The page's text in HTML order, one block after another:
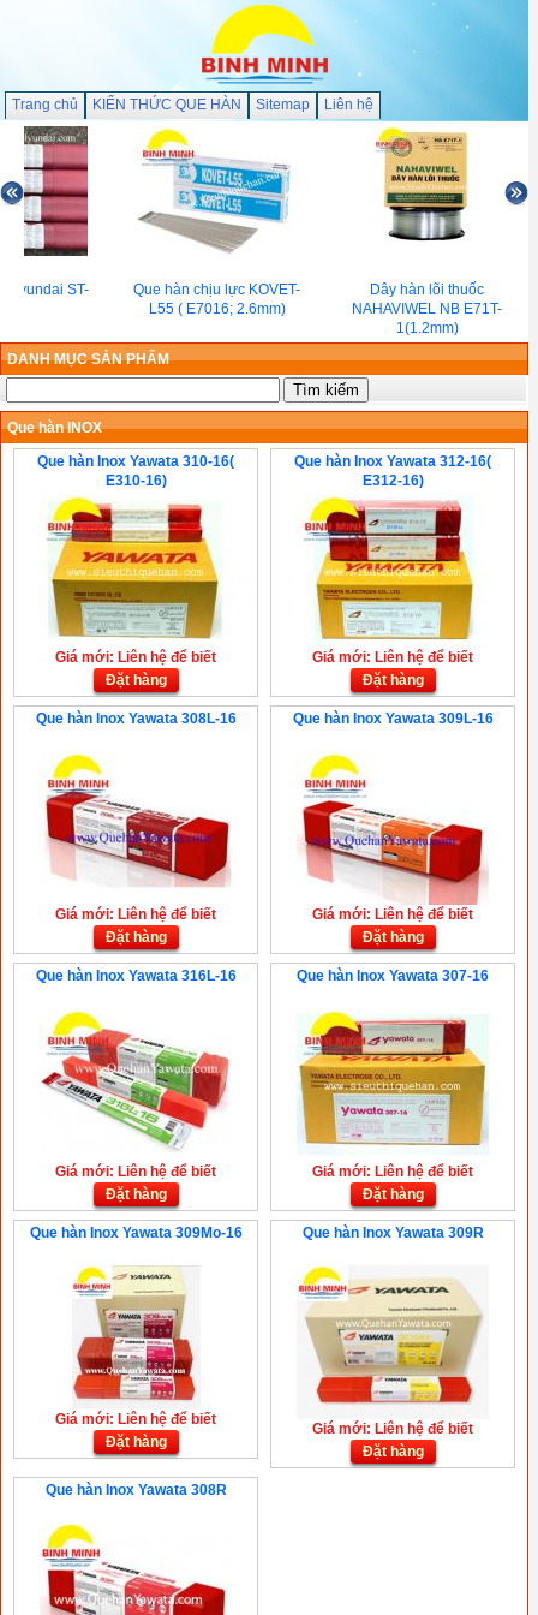
Trang chủ KIẾN THỨC QUE HÀN Sitemap Liên hệ
Hyundai ST-
Que hàn chịu lực KOVET-
L55 ( E7016; 2.6mm)
Dây hàn lõi thuốc
NAHAVIWEL NB E71T-
1(1.2mm)
DANH MỤC SẢN PHẨM
Que hàn INOX
Que hàn Inox Yawata 310-16(
E310-16)
Giá mới: Liên hệ để biết
Đặt hàng
Que hàn Inox Yawata 312-16(
E312-16)
Giá mới: Liên hệ để biết
Đặt hàng
Que hàn Inox Yawata 308L-16
Giá mới: Liên hệ để biết
Đặt hàng
Que hàn Inox Yawata 309L-16
Giá mới: Liên hệ để biết
Đặt hàng
Que hàn Inox Yawata 316L-16
Giá mới: Liên hệ để biết
Đặt hàng
Que hàn Inox Yawata 307-16
Giá mới: Liên hệ để biết
Đặt hàng
Que hàn Inox Yawata 309Mo-16
Giá mới: Liên hệ để biết
Đặt hàng
Que hàn Inox Yawata 309R
Giá mới: Liên hệ để biết
Đặt hàng
Que hàn Inox Yawata 308R